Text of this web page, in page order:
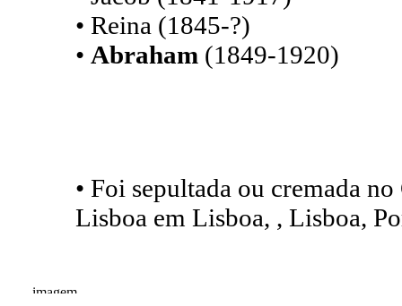
• Reina (1845-?)
• Abraham (1849-1920)
• Foi sepultada ou cremada
Lisboa em Lisboa, , Lisboa,